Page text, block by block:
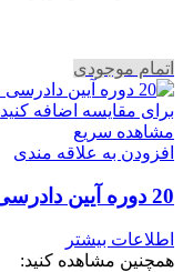
اتمام موجودی
برای مقایسه اضافه کنید
مشاهده سریع
افزودن به علاقه مندی
20 دوره آیین دادرسی مدنی آزمون وکالت – چتردانش
اطلاعات بیشتر
همچنین مشاهده کنید: